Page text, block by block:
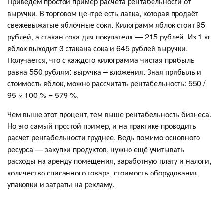
выручки. В торговом центре есть лавка, которая продаёт
свежевыжатые яблочные соки. Килограмм яблок стоит 95
рублей, а стакан сока для покупателя — 215 рублей. Из 1 кг
яблок выходит 3 стакана сока и 645 рублей выручки.
Получается, что с каждого килограмма чистая прибыль
равна 550 рублям: выручка – вложения. Зная прибыль и
стоимость яблок, можно рассчитать рентабельность: 550 /
95 × 100 % = 579 %.
Чем выше этот процент, тем выше рентабельность бизнеса.
Но это самый простой пример, и на практике проводить
расчет рентабельности труднее. Ведь помимо основного
ресурса — закупки продуктов, нужно ещё учитывать
расходы на аренду помещения, заработную плату и налоги,
количество списанного товара, стоимость оборудования,
упаковки и затраты на рекламу.